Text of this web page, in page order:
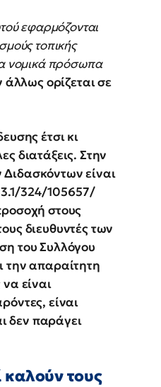
εφαρμόζονται
τοπικής
νομικά πρόσωπα
άλλως ορίζεται σε
έτσι κι
διατάξεις. Στην
είναι
324/105657/
στους
διευθυντές των
του Συλλόγου
την απαραίτητη
είναι
είναι
δεν παράγει
καλούν τους